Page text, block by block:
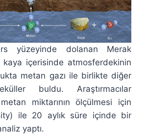
yüzeyinde dolanan Merak
içerisinde atmosferdekinin
metan gazı ile birlikte diğer
buldu. Araştırmacılar
miktarının ölçülmesi için
ile 20 aylık süre içinde bir
yaptı.